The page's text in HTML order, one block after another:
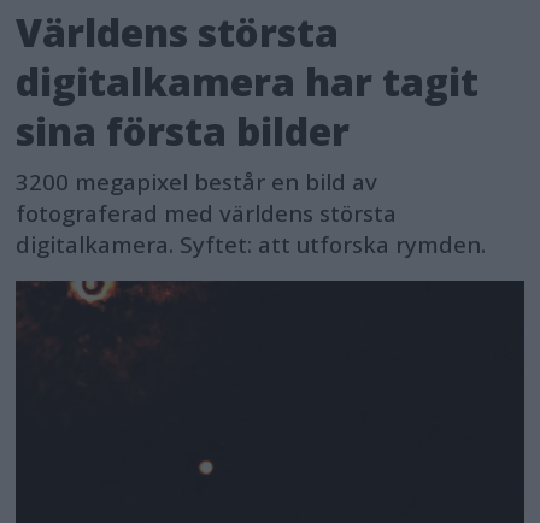
Världens största
digitalkamera har tagit
sina första bilder
3200 megapixel består en bild av
fotograferad med världens största
digitalkamera. Syftet: att utforska rymden.